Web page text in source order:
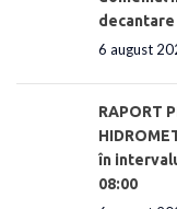
decantare
6 august
RAPORT
în
08:00